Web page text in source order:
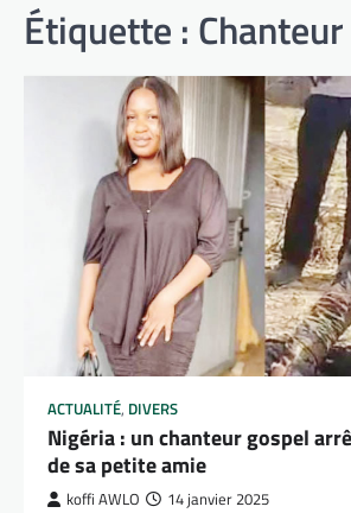
Étiquette :
ACTUALITÉ, DIVERS
Nigéria : un chanteur gospel
de sa petite amie
koffi AWLO 14 janvier 2025